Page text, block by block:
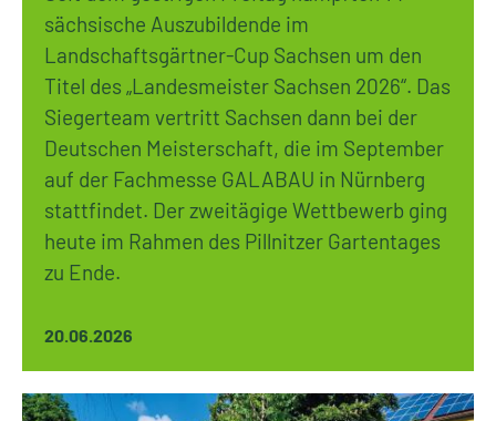
sächsische Auszubildende im
Landschaftsgärtner-Cup Sachsen um den
Titel des „Landesmeister Sachsen 2026“. Das
Siegerteam vertritt Sachsen dann bei der
Deutschen Meisterschaft, die im September
auf der Fachmesse GALABAU in Nürnberg
stattfindet. Der zweitägige Wettbewerb ging
heute im Rahmen des Pillnitzer Gartentages
zu Ende.
20.06.2026